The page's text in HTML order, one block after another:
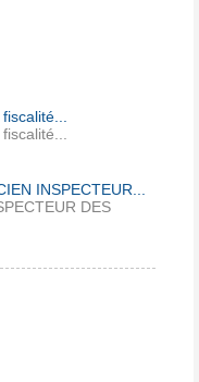
INSPECTEUR...
DES